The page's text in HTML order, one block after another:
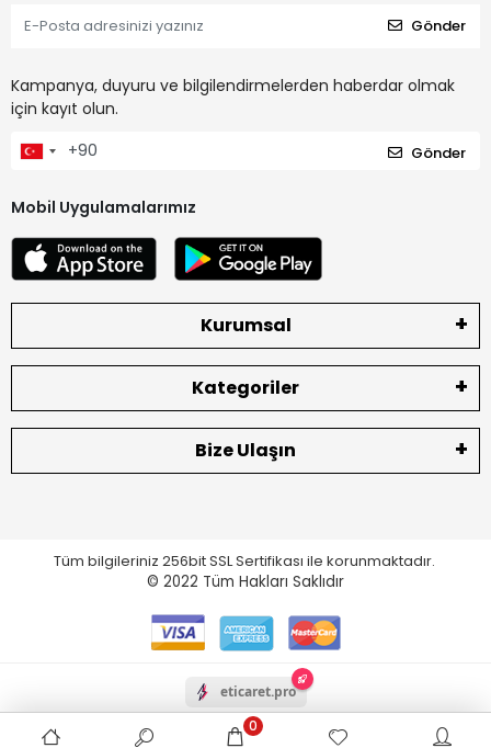
Gönder
Kampanya, duyuru ve bilgilendirmelerden haberdar olmak
için kayıt olun.
Gönder
Mobil Uygulamalarımız
Kurumsal
Kategoriler
Bize Ulaşın
Tüm bilgileriniz 256bit SSL Sertifikası ile korunmaktadır.
© 2022 Tüm Hakları Saklıdır
0
eticaret.pro